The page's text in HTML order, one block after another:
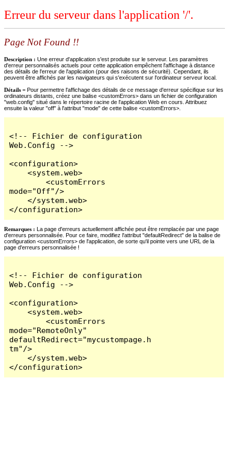
Erreur du serveur dans l'application '/'.
Page Not Found !!
Description : Une erreur d'application s'est produite sur le serveur. Les paramètres
d'erreur personnalisés actuels pour cette application empêchent l'affichage à distance
des détails de l'erreur de l'application (pour des raisons de sécurité). Cependant, ils
peuvent être affichés par les navigateurs qui s'exécutent sur l'ordinateur serveur local.
Détails = Pour permettre l'affichage des détails de ce message d'erreur spécifique sur les
ordinateurs distants, créez une balise <customErrors> dans un fichier de configuration
"web.config" situé dans le répertoire racine de l'application Web en cours. Attribuez
ensuite la valeur "off" à l'attribut "mode" de cette balise <customErrors>.
<!-- Fichier de configuration
Web.Config -->
<configuration>
    <system.web>
        <customErrors
mode="Off"/>
    </system.web>
</configuration>
Remarques : La page d'erreurs actuellement affichée peut être remplacée par une page
d'erreurs personnalisée. Pour ce faire, modifiez l'attribut "defaultRedirect" de la balise de
configuration <customErrors> de l'application, de sorte qu'il pointe vers une URL de la
page d'erreurs personnalisée !
<!-- Fichier de configuration
Web.Config -->
<configuration>
    <system.web>
        <customErrors
mode="RemoteOnly"
defaultRedirect="mycustompage.h
tm"/>
    </system.web>
</configuration>